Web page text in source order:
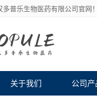
普乐生物医药有限公司官网
关于我们 公司产